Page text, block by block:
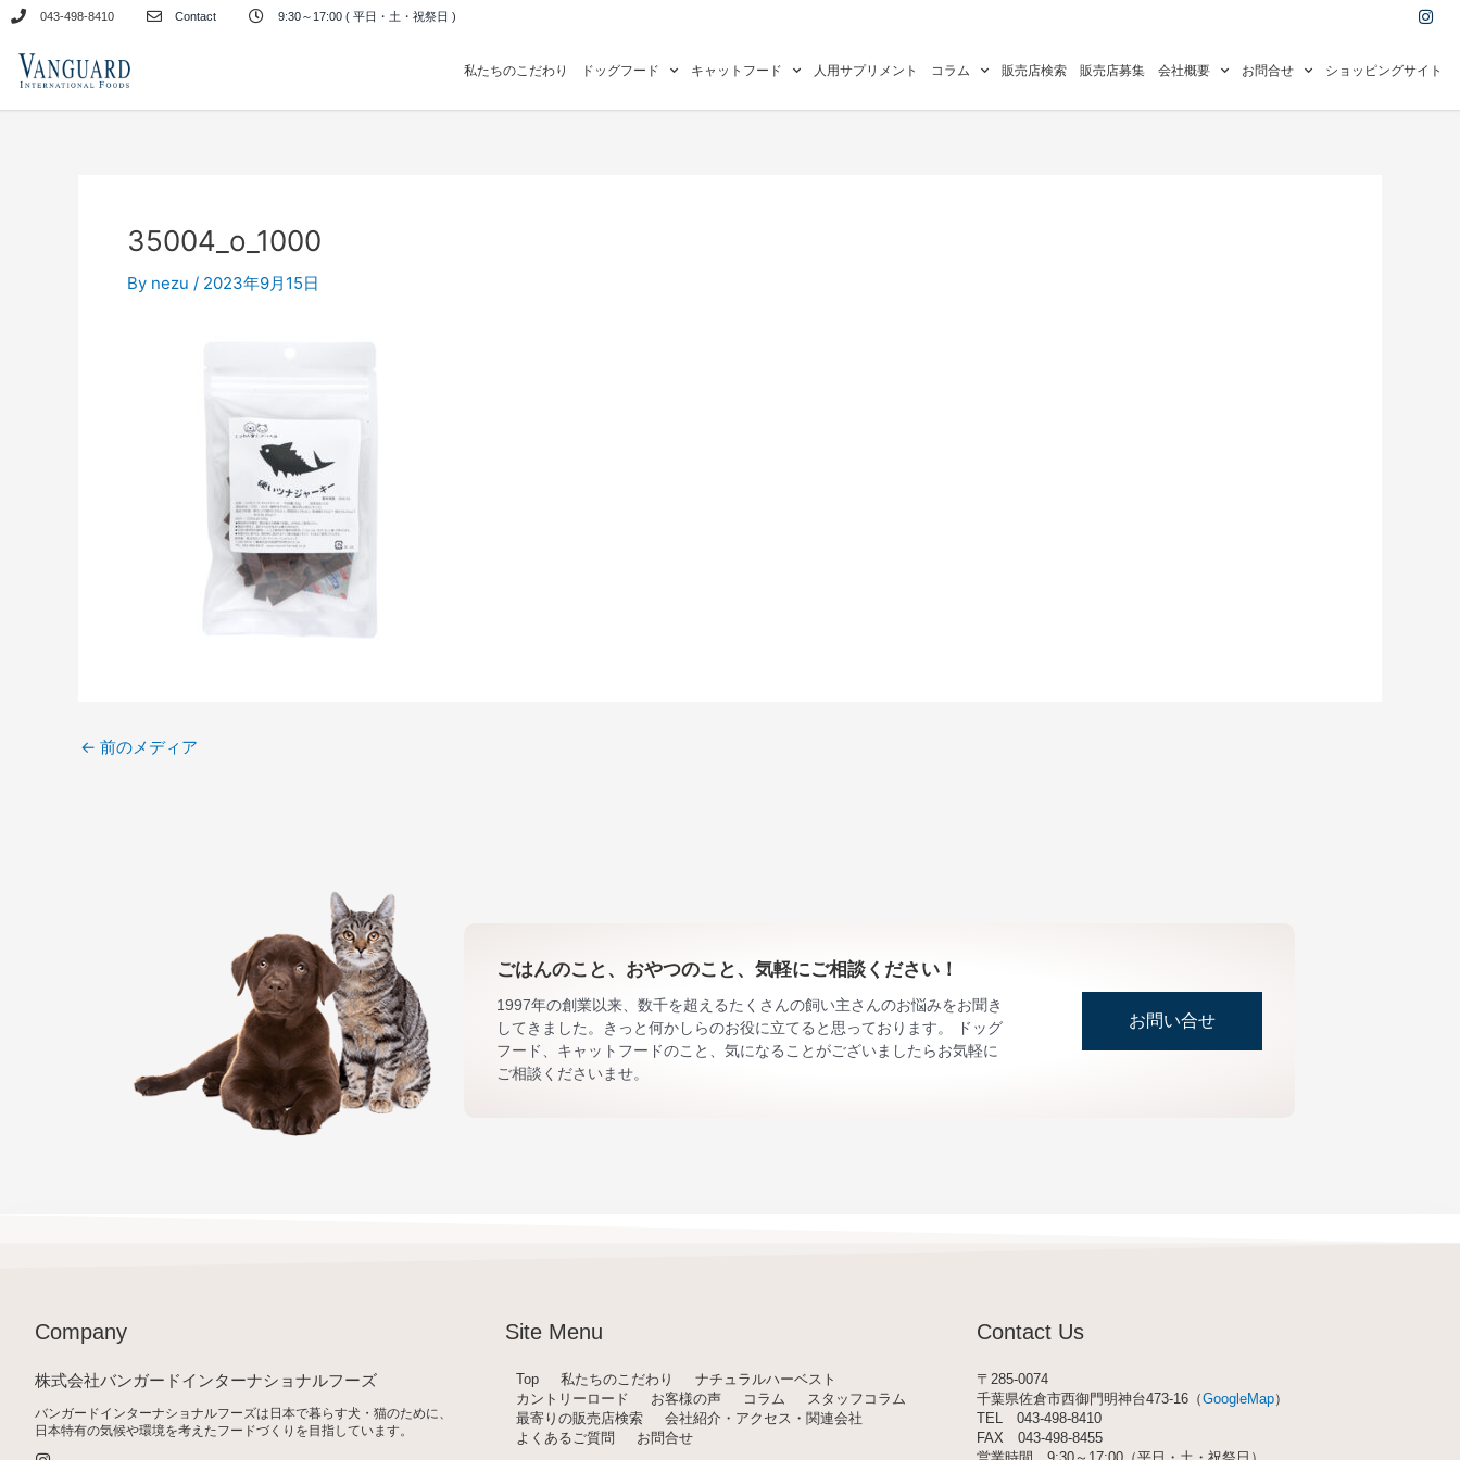
キ
043-498-8410 Contact 9:30～17:00 ( 平日・土・祝祭日 ) I
n
a
r
私たちのこだわり ドッグフード キャットフード 人用サプリメント コラム 販売店検索 販売店募集 会社概要 お問合せ ショッピングサイト
35004_o_1000
By nezu / 2023年9月15日
← 前のメディア
ごはんのこと、おやつのこと、気軽にご相談ください！
1997年の創業以来、数千を超えるたくさんの飼い主さんのお悩みをお聞き
してきました。きっと何かしらのお役に立てると思っております。 ドッグ
フード、キャットフードのこと、気になることがございましたらお気軽に
ご相談くださいませ。
お問い合せ
Company
株式会社バンガードインターナショナルフーズ
バンガードインターナショナルフーズは日本で暮らす犬・猫のために、
日本特有の気候や環境を考えたフードづくりを目指しています。
Site Menu
Top 私たちのこだわり
ナチュラルハーベスト
カントリーロード
お客様の声 コラム
スタッフコラム
最寄りの販売店検索
会社紹介・アクセス・関連会社
よくあるご質問
お問合せ
Contact Us
〒285-0074
千葉県佐倉市西御門明神台473-16（GoogleMap）
TEL 043-498-8410
FAX 043-498-8455